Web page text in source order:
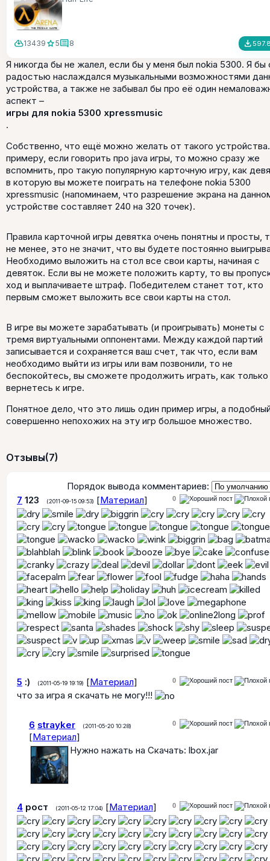
cloud_download13439 star5comment8 file_download
Я никогда бы не жалел, если бы у меня был nokia 5300. Я бы
радостью наслаждался музыкальными возможностями
устройства, а также не забывал бы про её один
аспект –
игры для nokia 5300 xpressmusic
.
Собственно, что ещё можно желать от такого
примеру, если говорить про java игры, то можно сразу же
вспомнить, про такую популярную карточную игру, как
в которую вы можете поиграть на телефоне nokia 5300
xpressmusic (напоминаем, что разрешение экрана на
устройстве составляет 240 на 320 точек).
Правила карточной игры девятка очень понятны и просты,
не менее, это не значит, что вы будете постоянно
Необходимо выложить на стол все свои карты, начиная с
девяток. Если вы не можете положить карту, то вы
ход и выплачиваете штраф. Победителем станет тот, кто
первым сможет выложить все свои карты на стол.
В игре вы можете зарабатывать (и проигрывать) монеты с
тремя виртуальными оппонентами. Между каждой партий
записывается и сохраняется ваш счет, так что, если вам
необходимо выйти из игры или вам позвонили, то не
беспокойтесь, вы сможете продолжить играть, как только
вернетесь к игре.
Понятное дело, что это лишь один пример игры, а
совершенно непохожих на эту игр большое множество.
Отзывы(7)
Порядок вывода комментариев:
0
7 123 (2011-09-15 09:53) [Материал]
0
5 :) (2011-05-19 19:19) [Материал]
что за игра я скачать не могу!!!
0
6 strayker (2011-05-20 10:28)
[Материал]
Нужно нажать на Скачать: lbox.jar
0
4 рост (2011-05-12 17:04) [Материал]